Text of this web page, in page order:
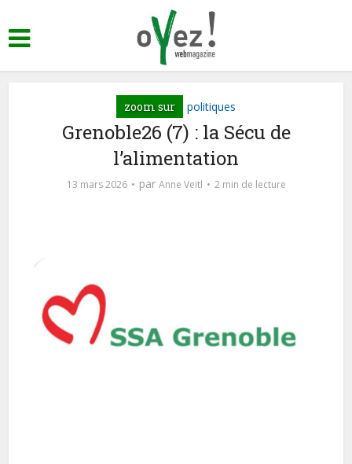
zoom sur politiques
Grenoble26 (7) : la Sécu de
l’alimentation
13 mars 2026 par Anne Veitl 2 min de lecture